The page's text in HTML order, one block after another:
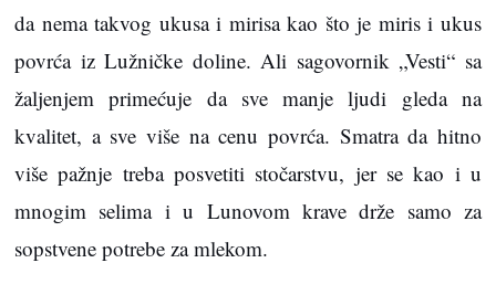
da nema takvog ukusa i mirisa kao što je miris i ukus
povrća iz Lužničke doline. Ali sagovornik „Vesti“ sa
žaljenjem primećuje da sve manje ljudi gleda na
kvalitet, a sve više na cenu povrća. Smatra da hitno
više pažnje treba posvetiti stočarstvu, jer se kao i u
mnogim selima i u Lunovom krave drže samo za
sopstvene potrebe za mlekom.